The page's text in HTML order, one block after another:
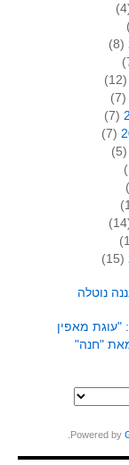
(8)
(12)
(7)
(7)
(7)
(5)
(15)
נוטלה
"עוגת מאפין
"חנה"
Powered by